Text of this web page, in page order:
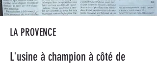
LA PROVENCE
L'usine à champion à côté de